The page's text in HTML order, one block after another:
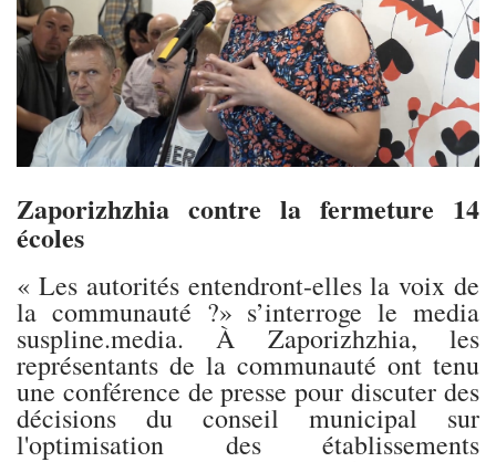
Zaporizhzhia contre la fermeture 14
écoles
« Les autorités entendront-elles la voix de
la communauté ?» s’interroge le media
suspline.media. À Zaporizhzhia, les
représentants de la communauté ont tenu
une conférence de presse pour discuter des
décisions du conseil municipal sur
l'optimisation des établissements